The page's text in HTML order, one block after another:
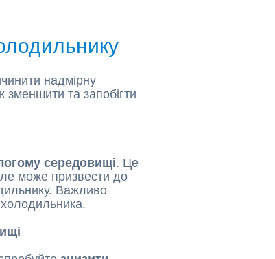
надмірну
зменшити та запобігти
середовищі. Це
може призвести до
Важливо